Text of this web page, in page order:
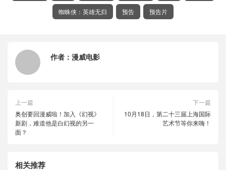
蜘蛛侠：英雄无归 预告 预告片
作者： 漫威电影
上一篇
奥创要回漫威啦！加入《幻视》
新剧，难道他是白幻视的另一
面？
下一篇
10月18日，第二十三届上海国际
艺术节等你来嗨！
相关推荐